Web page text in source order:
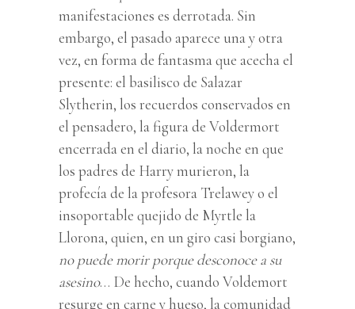
manifestaciones es derrotada. Sin
embargo, el pasado aparece una y otra
vez, en forma de fantasma que acecha el
presente: el basilisco de Salazar
Slytherin, los recuerdos conservados en
el pensadero, la figura de Voldermort
encerrada en el diario, la noche en que
los padres de Harry murieron, la
profecía de la profesora Trelawey o el
insoportable quejido de Myrtle la
Llorona, quien, en un giro casi borgiano,
no puede morir porque desconoce a su
asesino… De hecho, cuando Voldemort
resurge en carne y hueso, la comunidad